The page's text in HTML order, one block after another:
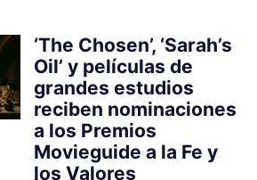
‘The Chosen’, ‘Sarah’s
Oil’ y películas de
grandes estudios
reciben nominaciones
a los Premios
Movieguide a la Fe y
los Valores